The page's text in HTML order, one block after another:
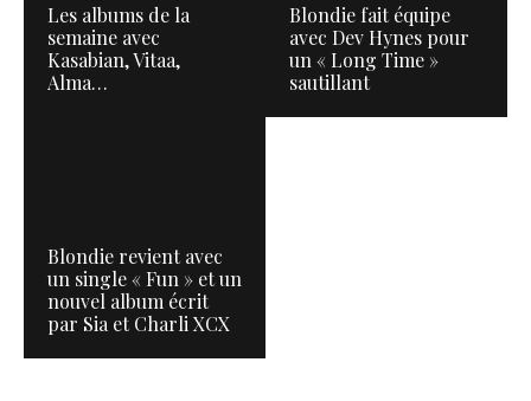
Les albums de la
semaine avec
Kasabian, Vitaa,
Alma…
Blondie fait équipe
avec Dev Hynes pour
un « Long Time »
sautillant
Blondie revient avec
un single « Fun » et un
nouvel album écrit
par Sia et Charli XCX